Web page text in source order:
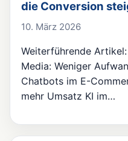
die Conversion
10. März 2026
Weiterführende
Media: Weniger
Chatbots im E-
mehr Umsatz KI im…